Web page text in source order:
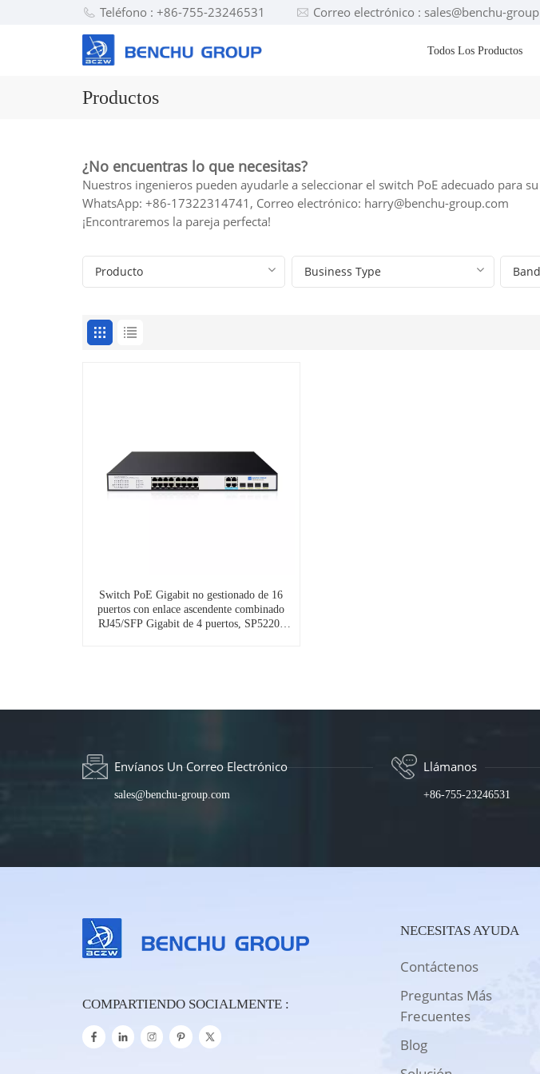
Teléfono : +86-755-23246531 Correo electrónico : sales@benchu-
Todos Los Productos
Productos
¿No encuentras lo que necesitas?
Nuestros ingenieros pueden ayudarle a seleccionar el switch PoE adecuado para
WhatsApp: +86-17322314741, Correo electrónico: harry@benchu-group.com
¡Encontraremos la pareja perfecta!
Switch PoE Gigabit no gestionado de 16
puertos con enlace ascendente combinado
RJ45/SFP Gigabit de 4 puertos, SP5220-
Envíanos Un Correo Electrónico
sales@benchu-group.com
Llámanos
+86-755-23246531
COMPARTIENDO SOCIALMENTE :
NECESITAS AYUDA
Contáctenos
Preguntas Más
Frecuentes
Blog